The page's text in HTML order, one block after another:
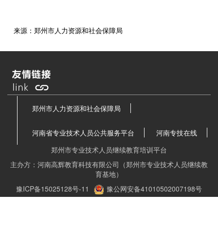
来源：郑州市人力资源和社会保障局
郑州市人力资源和社会保障局
河南省专业技术人员公共服务平台
河南专技在线
郑州市专业技术人员继续教育培训平台
主办方：河南高辉教育科技有限公司（郑州市专业技术人员继续教
育基地）
豫ICP备15025128号-11
豫公网安备41010502007198号